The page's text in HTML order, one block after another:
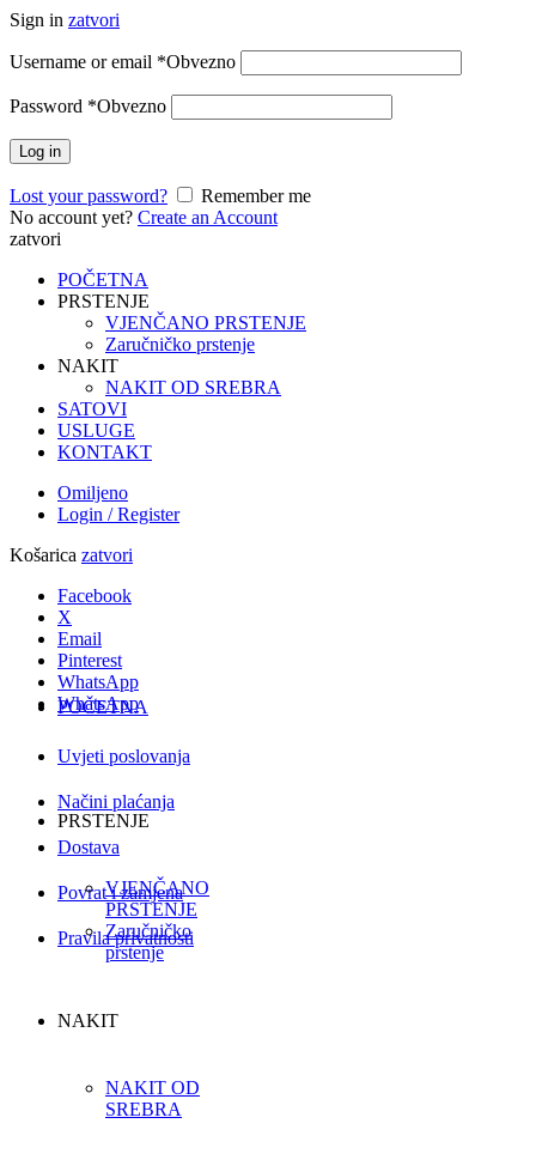
Sign in zatvori
Username or email *Obvezno
Password *Obvezno
Log in
Lost your password?
Remember me
No account yet? Create an Account
zatvori
POČETNA
PRSTENJE
VJENČANO PRSTENJE
Zaručničko prstenje
NAKIT
NAKIT OD SREBRA
SATOVI
USLUGE
KONTAKT
Omiljeno
Login / Register
Košarica zatvori
Facebook
X
Email
Pinterest
WhatsApp
WhatsApp
Uvjeti poslovanja
Načini plaćanja
Dostava
Povrat i zamjena
Pravila privatnosti
POČETNA
PRSTENJE
VJENČANO
PRSTENJE
Zaručničko
prstenje
NAKIT
NAKIT OD
SREBRA